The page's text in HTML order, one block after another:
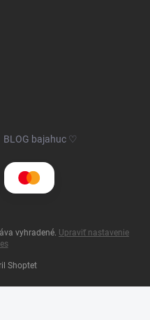
BLOG bajahuc ♡
Shoptet
vyhradené. Upraviť nastavenie